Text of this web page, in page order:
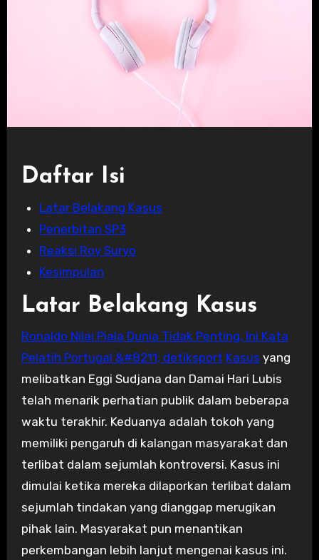
Daftar Isi
Latar Belakang Kasus
Penerbitan SP3
Reaksi Roy Suryo
Kesimpulan
Latar Belakang Kasus
Ronaldo Nilai Piala Dunia Tidak Penting, Ini Kata
Pelatih Portugal &#8211; detiksport Kasus yang
melibatkan Eggi Sudjana dan Damai Hari Lubis
telah menarik perhatian publik dalam beberapa
waktu terakhir. Keduanya adalah tokoh yang
memiliki pengaruh di kalangan masyarakat dan
terlibat dalam sejumlah kontroversi. Kasus ini
dimulai ketika mereka dilaporkan terlibat dalam
sejumlah tindakan yang dianggap merugikan
pihak lain. Masyarakat pun menantikan
perkembangan lebih lanjut mengenai kasus ini.